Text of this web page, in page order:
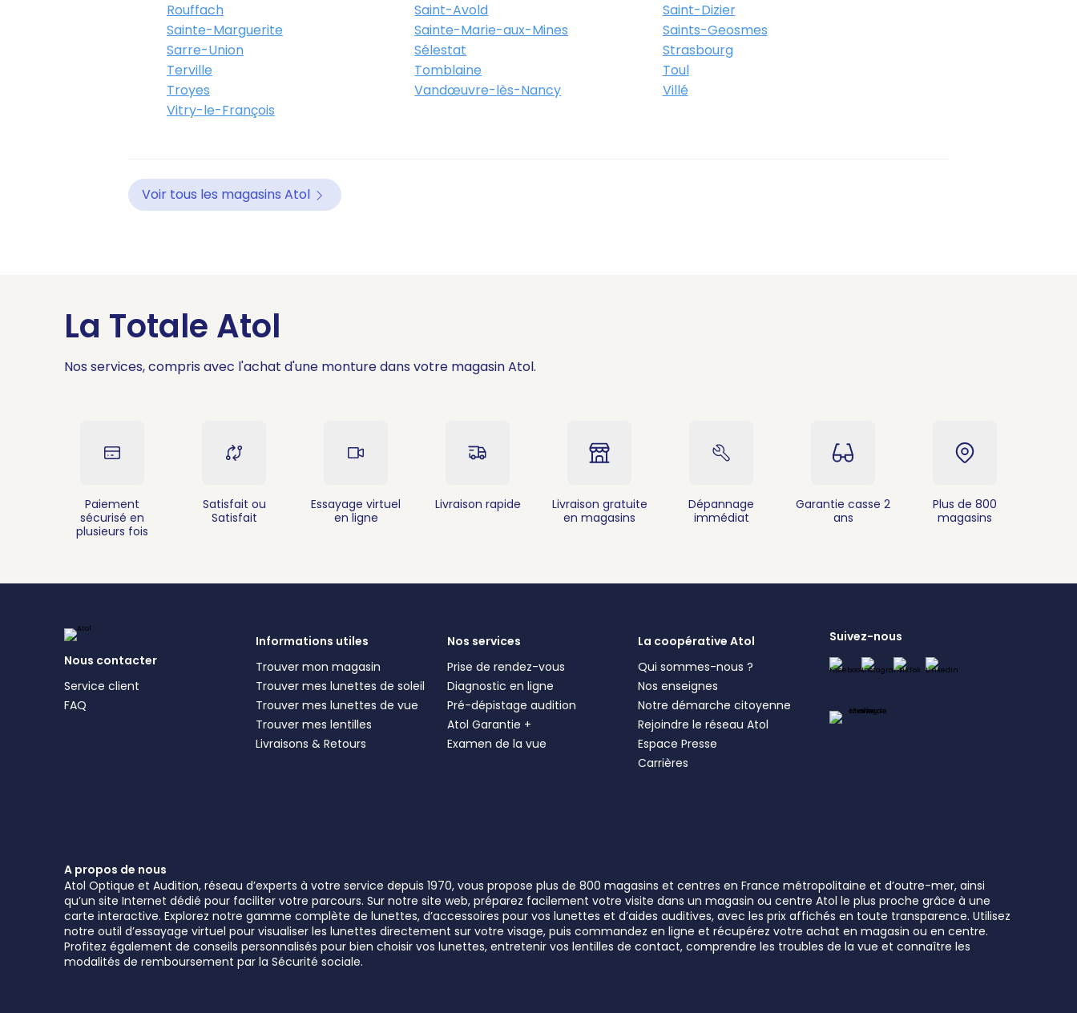
Rouffach
Saint-Avold
Saint-Dizier
Sainte-Marguerite
Sainte-Marie-aux-Mines
Saints-Geosmes
Sarre-Union
Sélestat
Strasbourg
Terville
Tomblaine
Toul
Troyes
Vandœuvre-lès-Nancy
Villé
Vitry-le-François
Voir tous les magasins Atol
La Totale Atol
Nos services, compris avec l'achat d'une monture dans votre magasin Atol.
Paiement
sécurisé en
plusieurs fois
Satisfait ou
Satisfait
Essayage virtuel
en ligne
Livraison rapide
Livraison gratuite
en magasins
Dépannage
immédiat
Garantie casse 2
ans
Plus de 800
magasins
Nous contacter
Service client
FAQ
Informations utiles
Trouver mon magasin
Trouver mes lunettes de soleil
Trouver mes lunettes de vue
Trouver mes lentilles
Livraisons & Retours
Nos services
Prise de rendez-vous
Diagnostic en ligne
Pré-dépistage audition
Atol Garantie +
Examen de la vue
La coopérative Atol
Qui sommes-nous ?
Nos enseignes
Notre démarche citoyenne
Rejoindre le réseau Atol
Espace Presse
Carrières
Suivez-nous
A propos de nous
Atol Optique et Audition, réseau d’experts à votre service depuis 1970, vous propose plus de 800 magasins et centres en France métropolitaine et d’outre-mer, ainsi
qu’un site Internet dédié pour faciliter votre parcours. Sur notre site web, préparez facilement votre visite dans un magasin ou centre Atol le plus proche grâce à une
carte interactive. Explorez notre gamme complète de lunettes, d’accessoires pour vos lunettes et d’aides auditives, avec les prix affichés en toute transparence. Utilisez
notre outil d’essayage virtuel pour visualiser les lunettes directement sur votre visage, puis commandez en ligne et récupérez votre achat en magasin ou en centre.
Profitez également de conseils personnalisés pour bien choisir vos lunettes, entretenir vos lentilles de contact, comprendre les troubles de la vue et connaître les
modalités de remboursement par la Sécurité sociale.